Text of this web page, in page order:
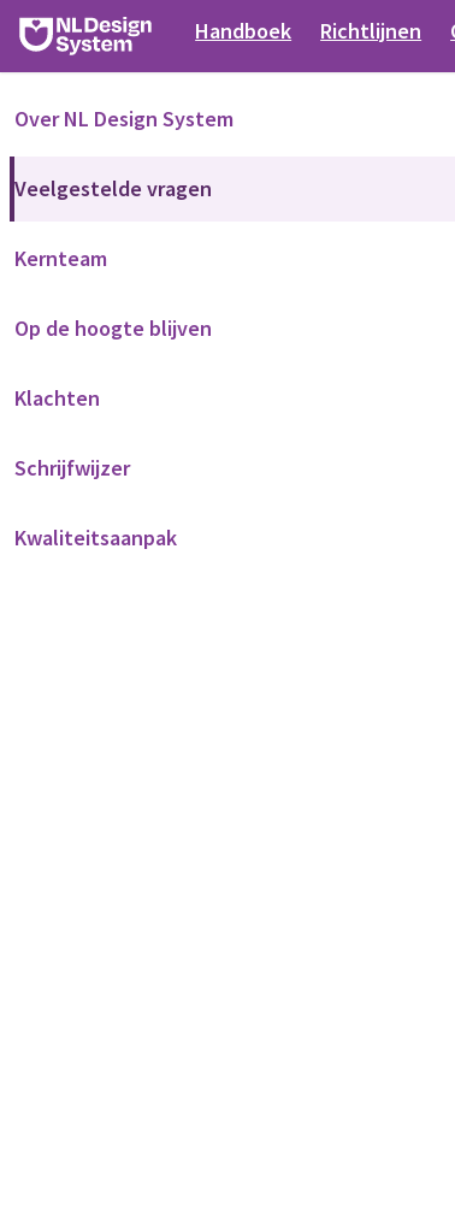
Handboek Richtlijnen
Over NL Design System
Veelgestelde vragen
Kernteam
Op de hoogte blijven
Klachten
Schrijfwijzer
Kwaliteitsaanpak